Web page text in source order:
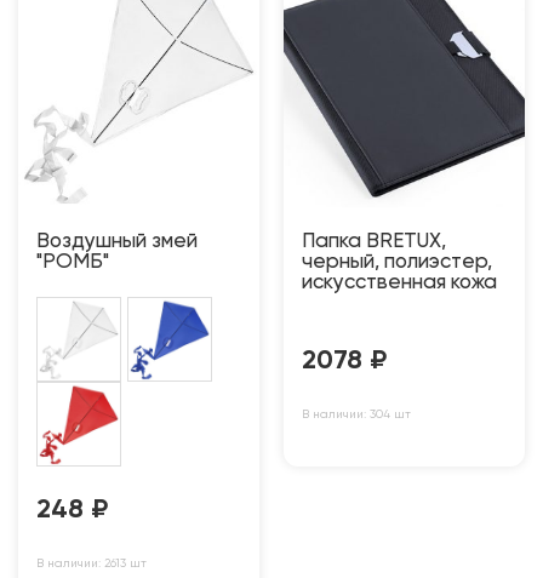
Воздушный змей
"РОМБ"
248 ₽
В наличии: 2613 шт
Папка BRETUX,
черный, полиэстер,
искусственная кожа
2078 ₽
В наличии: 304 шт